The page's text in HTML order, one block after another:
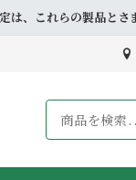
、これらの製品とさ